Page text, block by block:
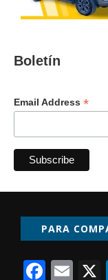
Boletín
Email Address *
PARA